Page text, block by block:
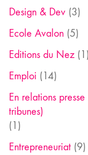
Design & Dev (3)
Ecole Avalon (5)
Editions du Nez (1)
Emploi (14)
En relations
tribunes)
(1)
Entrepreneuriat (9)